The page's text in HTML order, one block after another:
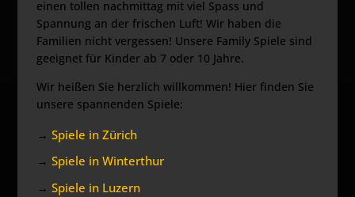
einen tollen nachmittag mit viel Spass und
Spannung an der frischen Luft! Wir haben die
Familien nicht vergessen! Unsere Family Spiele sind
geeignet für Kinder ab 7 oder 10 Jahre.
Wir heißen Sie herzlich willkommen! Hier finden Sie
unsere spannenden Spiele:
→Spiele in Zürich
→Spiele in Winterthur
→Spiele in Luzern